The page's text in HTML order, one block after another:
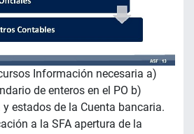
Información necesaria a)
de enteros en el PO b)
estados de la Cuenta bancaria.
a la SFA apertura de la